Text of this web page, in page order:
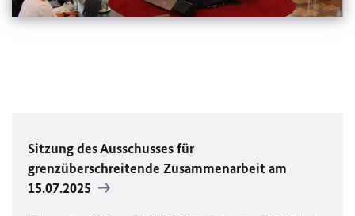
Sitzung des Ausschusses für
grenzüberschreitende Zusammenarbeit am
15.07.2025